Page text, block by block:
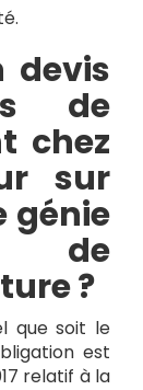
devis
de
chez
sur
génie
de
?
que soit le
est
relatif à la